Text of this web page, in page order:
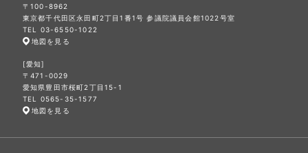
〒100-8962
東京都千代田区永田町2丁目1番1号 参議院議員会館1022号室
TEL 03-6550-1022
地図を見る
[愛知]
〒471-0029
愛知県豊田市桜町2丁目15-1
TEL 0565-35-1577
地図を見る